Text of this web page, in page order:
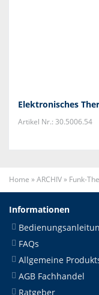
Elektronisches
Artikel Nr.: 30.5006.54
Home »ARCHIV» Funk-
Informationen
FAQs
Allgemeine
AGB Fachhandel
Ratgeber